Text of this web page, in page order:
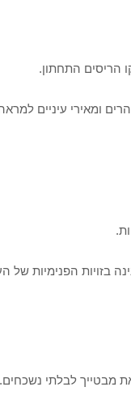
הריסים התחתון.
ומאירי עיניים
בזויות הפנימיות של
לבלתי נשכחים.